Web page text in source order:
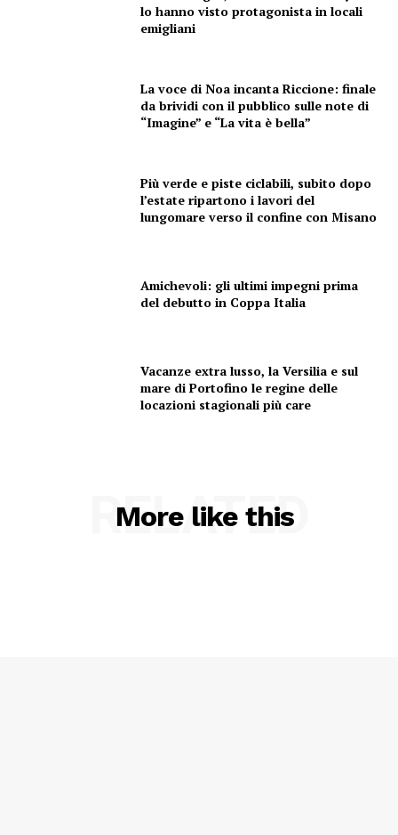
lo hanno visto protagonista in locali
emigliani
La voce di Noa incanta Riccione: finale
da brividi con il pubblico sulle note di
“Imagine” e “La vita è bella”
Più verde e piste ciclabili, subito dopo
l’estate ripartono i lavori del
lungomare verso il confine con Misano
Amichevoli: gli ultimi impegni prima
del debutto in Coppa Italia
Vacanze extra lusso, la Versilia e sul
mare di Portofino le regine delle
locazioni stagionali più care
More like this
RELATED